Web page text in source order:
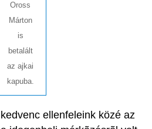
Oross
Márton
is
betalált
az ajkai
kapuba.
ellenfeleink közé az